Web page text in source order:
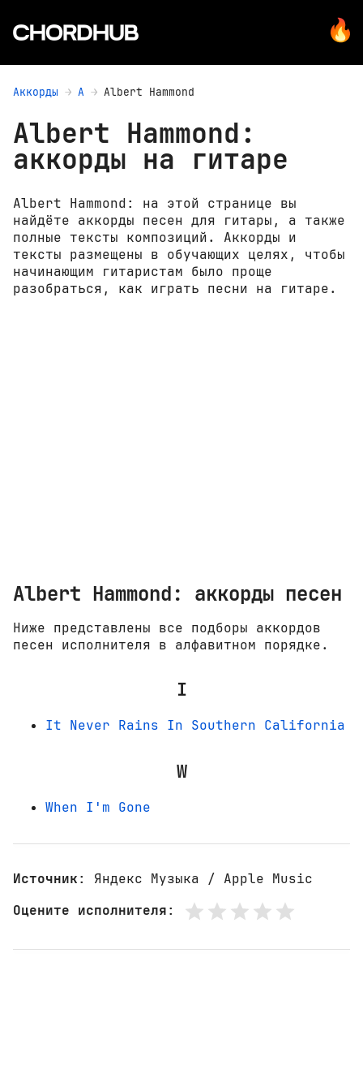
Аккорды A Albert Hammond
Albert Hammond:
аккорды на гитаре
Albert Hammond: на этой странице вы
найдёте аккорды песен для гитары, а также
полные тексты композиций. Аккорды и
тексты размещены в обучающих целях, чтобы
начинающим гитаристам было проще
разобраться, как играть песни на гитаре.
Albert Hammond: аккорды песен
Ниже представлены все подборы аккордов
песен исполнителя в алфавитном порядке.
I
It Never Rains In Southern California
W
When I'm Gone
Источник: Яндекс Музыка / Apple Music
Оцените исполнителя: